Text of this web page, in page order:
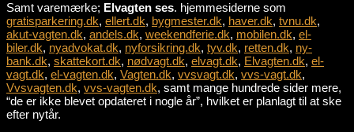
Samt varemærke; Elvagten ses. hjemmesiderne som
gratisparkering.dk, ellert.dk, bygmester.dk, haver.dk, tvnu.dk,
akut-vagten.dk, andels.dk, weekendferie.dk, mobilen.dk, el-
biler.dk, nyadvokat.dk, nyforsikring.dk, tyv.dk, retten.dk, ny-
bank.dk, skattekort.dk, nødvagt.dk, elvagt.dk, Elvagten.dk, el-
vagt.dk, el-vagten.dk, Vagten.dk, vvsvagt.dk, vvs-vagt.dk,
Vvsvagten.dk, vvs-vagten.dk, samt mange hundrede sider mere,
“de er ikke blevet opdateret i nogle år”, hvilket er planlagt til at ske
efter nytår.